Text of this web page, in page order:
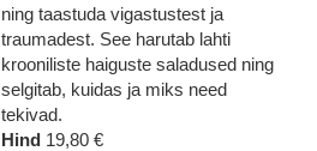
ning taastuda vigastustest ja
traumadest. See harutab lahti
krooniliste haiguste saladused ning
selgitab, kuidas ja miks need
tekivad.
Hind 19,80 €